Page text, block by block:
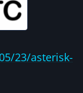
23/asterisk-